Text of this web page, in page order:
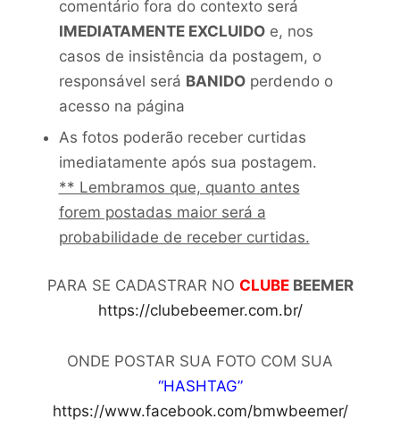
comentário fora do contexto será
IMEDIATAMENTE EXCLUIDOe, nos
casos de insistência da postagem, o
responsável será BANIDOperdendo o
acesso na página
As fotos poderão receber curtidas
imediatamente após sua postagem.
** Lembramos que, quanto antes
forem postadas maior será a
probabilidade de receber curtidas.
PARA SE CADASTRAR NO CLUBEBEEMER
https://clubebeemer.com.br/
ONDE POSTAR SUA FOTO COM SUA
“HASHTAG”
https://www.facebook.com/bmwbeemer/